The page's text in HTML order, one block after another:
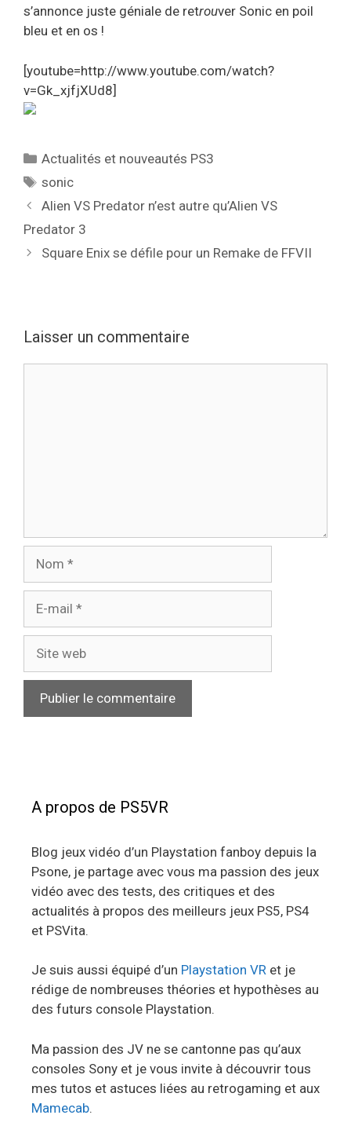
s’annonce juste géniale de retrouver Sonic en poil
bleu et en os !
[youtube=http://www.youtube.com/watch?
v=Gk_xjfjXUd8]
Catégories
Actualités et nouveautés PS3
Étiquettes
sonic
Alien VS Predator n’est autre qu’Alien VS
Predator 3
Square Enix se défile pour un Remake de FFVII
Laisser un commentaire
mail
web
A propos de PS5VR
Blog jeux vidéo d’un Playstation fanboy depuis la
Psone, je partage avec vous ma passion des jeux
vidéo avec des tests, des critiques et des
actualités à propos des meilleurs jeux PS5, PS4
et PSVita.
Je suis aussi équipé d’un Playstation VR et je
rédige de nombreuses théories et hypothèses au
des futurs console Playstation.
Ma passion des JV ne se cantonne pas qu’aux
consoles Sony et je vous invite à découvrir tous
mes tutos et astuces liées au retrogaming et aux
Mamecab.